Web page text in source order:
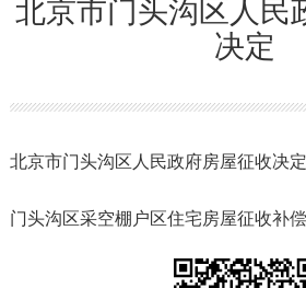
北京市门头沟区人民
决定
北京市门头沟区人民政府房屋征收决定
门头沟区采空棚户区住宅房屋征收补